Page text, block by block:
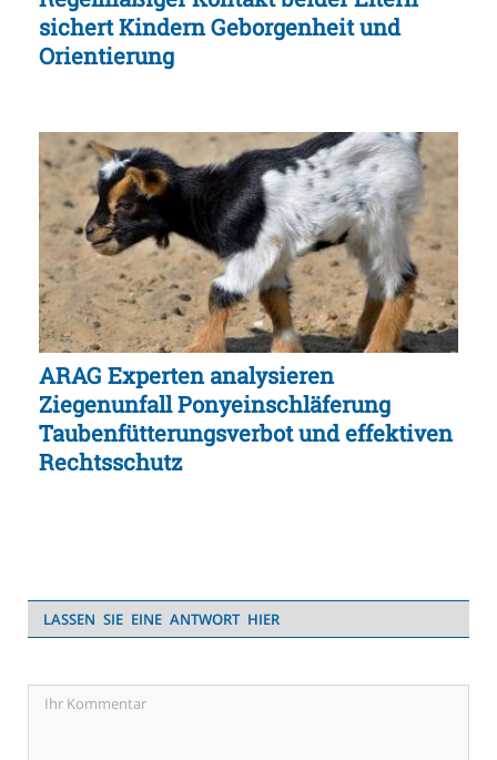
sichert Kindern Geborgenheit und
Orientierung
ARAG Experten analysieren
Ziegenunfall Ponyeinschläferung
Taubenfütterungsverbot und effektiven
Rechtsschutz
LASSEN SIE EINE ANTWORT HIER